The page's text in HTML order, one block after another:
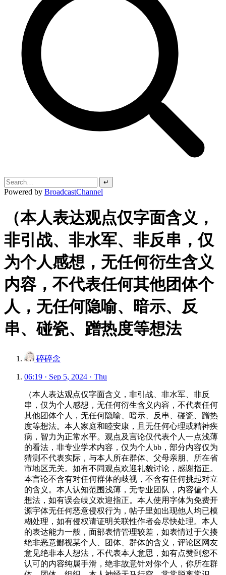
↵
Powered by BroadcastChannel
（本人表达观点仅字面含义，
非引战、非水军、非反串，仅
为个人感想，无任何衍生含义
内容，不代表任何其他团体个
人，无任何隐喻、暗示、反
串、碰瓷、蹭热度等想法
碎碎念
06:19 · Sep 5, 2024 · Thu
（本人表达观点仅字面含义，非引战、非水军、非反
串，仅为个人感想，无任何衍生含义内容，不代表任何
其他团体个人，无任何隐喻、暗示、反串、碰瓷、蹭热
度等想法。本人家庭和睦安康，且无任何心理或精神疾
病，智力为正常水平。观点及言论仅代表个人一点浅薄
的看法，非专业学术内容，仅为个人bb，部分内容仅为
猜测不代表实际，与本人所在群体、父母亲朋、所在省
市地区无关。如有不同观点欢迎礼貌讨论，感谢指正。
本言论不含有对任何群体的歧视，不含有任何挑起对立
的含义。本人认知范围浅薄，无专业团队，内容偏个人
想法，如有误会歧义欢迎指正。本人使用字体为免费开
源宇体无任何恶意侵权行为，帖子里如出现他人均已模
糊处理，如有侵权请证明关联性作者会尽快处理。本人
的表达能力一般，面部表情管理较差，如表情过于欠揍
绝非恶意鄙视某个人、团体、群体的含义，评论区网友
意见绝非本人想法，不代表本人意思，如有点赞到您不
认可的内容纯属手滑，绝非故意针对你个人，你所在群